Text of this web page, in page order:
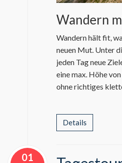
Wandern
Wandern hält fit,
neuen Mut. Unter
jeden Tag neue
eine max. Höhe
ohne richtiges
Details
01